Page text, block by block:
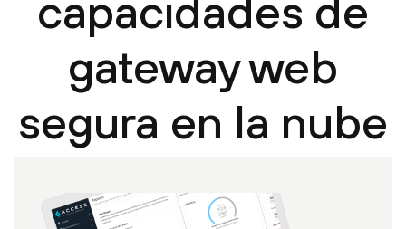
capacidades de
gateway web
segura en la nube